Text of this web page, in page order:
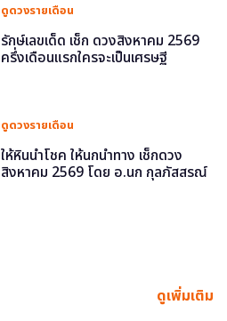
ดูดวงรายเดือน
รักษ์เลขเด็ด เช็ก ดวงสิงหาคม 2569
ครึ่งเดือนแรกใครจะเป็นเศรษฐี
ดูดวงรายเดือน
ให้หินนำโชค ให้นกนำทาง เช็กดวง
สิงหาคม 2569 โดย อ.นก กุลภัสสรณ์
ดูเพิ่มเติม